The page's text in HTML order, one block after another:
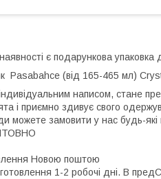
є подарункова упаковка
Pasabahce (від 165-465 мл)
написом, стане
і приємно здивує свого
можете замовити у нас будь-які
Новою поштою
1-2 робочі дні. В